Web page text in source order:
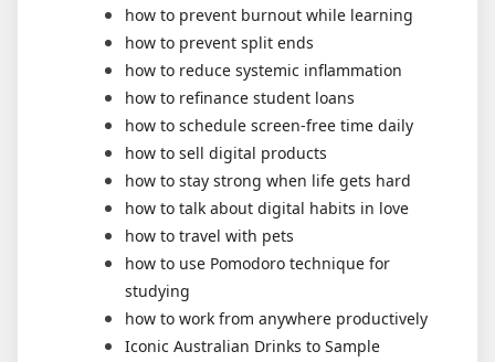
how to prevent burnout while learning
how to prevent split ends
how to reduce systemic inflammation
how to refinance student loans
how to schedule screen-free time daily
how to sell digital products
how to stay strong when life gets hard
how to talk about digital habits in love
how to travel with pets
how to use Pomodoro technique for
studying
how to work from anywhere productively
Iconic Australian Drinks to Sample